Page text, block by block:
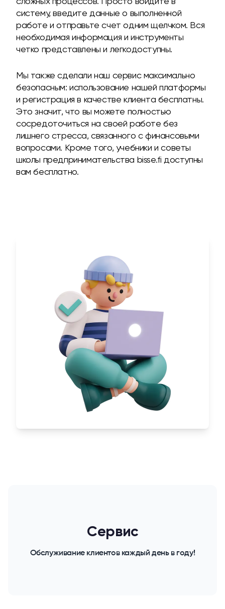
систему, введите данные о выполненной
работе и отправьте счет одним щелчком. Вся
необходимая информация и инструменты
четко представлены и легкодоступны.
Мы также сделали наш сервис максимально
безопасным: использование нашей платформы
и регистрация в качестве клиента бесплатны.
Это значит, что вы можете полностью
сосредоточиться на своей работе без
лишнего стресса, связанного с финансовыми
вопросами. Кроме того, учебники и советы
школы предпринимательства bisse.fi доступны
вам бесплатно.
Сервис
Обслуживание клиентов каждый день в году!